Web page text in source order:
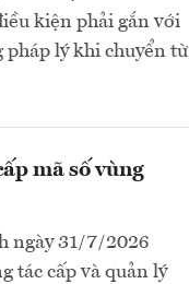
kiện phải gắn với
pháp lý khi chuyển từ
mã số vùng
ngày 31/7/2026
tác cấp và quản lý